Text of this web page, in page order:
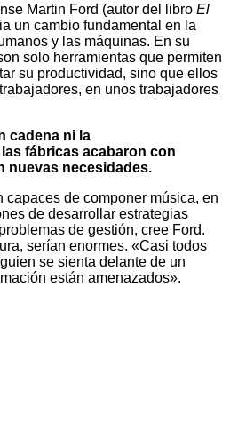
Martin Ford (autor del libro El
un cambio fundamental en la
y las máquinas. En su
solo herramientas que permiten
su productividad, sino que ellos
en unos trabajadores
cadena ni la
fábricas acabaron con
nuevas necesidades.
capaces de componer música, en
de desarrollar estrategias
de gestión, cree Ford.
serían enormes. «Casi todos
se sienta delante de un
están amenazados».